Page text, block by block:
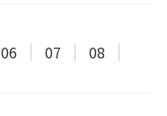
06 07
08